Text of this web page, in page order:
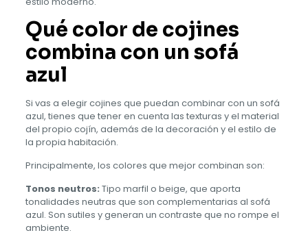
Qué color de cojines
combina con un sofá
azul
Si vas a elegir cojines que puedan combinar con un sofá
azul, tienes que tener en cuenta las texturas y el material
del propio cojín, además de la decoración y el estilo de
la propia habitación.
Principalmente, los colores que mejor combinan son:
Tonos neutros: Tipo marfil o beige, que aporta
tonalidades neutras que son complementarias al sofá
azul. Son sutiles y generan un contraste que no rompe el
ambiente.